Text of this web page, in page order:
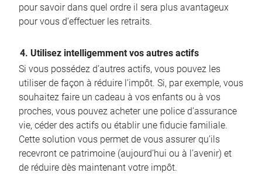
pour savoir dans quel ordre il sera plus avantageux
pour vous d’effectuer les retraits.
4. Utilisez intelligemment vos autres actifs
Si vous possédez d’autres actifs, vous pouvez les
utiliser de façon à réduire l’impôt. Si, par exemple, vous
souhaitez faire un cadeau à vos enfants ou à vos
proches, vous pouvez acheter une police d’assurance
vie, céder des actifs ou établir une fiducie familiale.
Cette solution vous permet de vous assurer qu’ils
recevront ce patrimoine (aujourd’hui ou à l’avenir) et
de réduire dès maintenant votre impôt.